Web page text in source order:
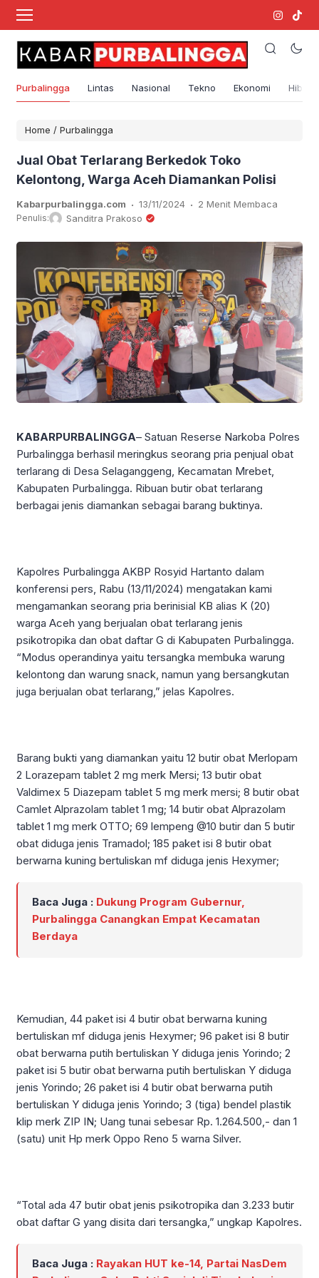
Purbalingga Lintas Nasional Tekno Ekonomi
Home / Purbalingga
Jual Obat Terlarang Berkedok Toko
Kelontong, Warga Aceh Diamankan Polisi
Kabarpurbalingga.com . 13/11/2024 . 2 Menit Membaca
Penulis: Sanditra Prakoso
KABARPURBALINGGA– Satuan Reserse Narkoba Polres
PurbaIingga berhasil meringkus seorang pria penjual obat
terlarang di Desa Selaganggeng, Kecamatan Mrebet,
Kabupaten PurbaIingga. Ribuan butir obat terlarang
berbagai jenis diamankan sebagai barang buktinya.
Kapolres Purbalingga AKBP Rosyid Hartanto dalam
konferensi pers, Rabu (13/11/2024) mengatakan kami
mengamankan seorang pria berinisial KB alias K (20)
warga Aceh yang berjualan obat terlarang jenis
psikotropika dan obat daftar G di Kabupaten PurbaIingga.
“Modus operandinya yaitu tersangka membuka warung
kelontong dan warung snack, namun yang bersangkutan
juga berjualan obat terlarang,” jelas Kapolres.
Barang bukti yang diamankan yaitu 12 butir obat Merlopam
2 Lorazepam tablet 2 mg merk Mersi; 13 butir obat
Valdimex 5 Diazepam tablet 5 mg merk mersi; 8 butir obat
Camlet Alprazolam tablet 1 mg; 14 butir obat Alprazolam
tablet 1 mg merk OTTO; 69 lempeng @10 butir dan 5 butir
obat diduga jenis Tramadol; 185 paket isi 8 butir obat
berwarna kuning bertuliskan mf diduga jenis Hexymer;
Baca Juga : Dukung Program Gubernur,
Purbalingga Canangkan Empat Kecamatan
Berdaya
Kemudian, 44 paket isi 4 butir obat berwarna kuning
bertuliskan mf diduga jenis Hexymer; 96 paket isi 8 butir
obat berwarna putih bertuliskan Y diduga jenis Yorindo; 2
paket isi 5 butir obat berwarna putih bertuliskan Y diduga
jenis Yorindo; 26 paket isi 4 butir obat berwarna putih
bertuliskan Y diduga jenis Yorindo; 3 (tiga) bendel plastik
klip merk ZIP IN; Uang tunai sebesar Rp. 1.264.500,- dan 1
(satu) unit Hp merk Oppo Reno 5 warna Silver.
“Total ada 47 butir obat jenis psikotropika dan 3.233 butir
obat daftar G yang disita dari tersangka,” ungkap Kapolres.
Baca Juga : Rayakan HUT ke-14, Partai NasDem